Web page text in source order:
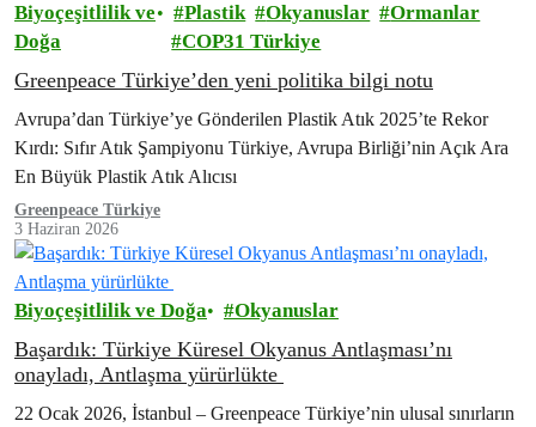
Biyoçeşitlilik ve
Doğa
Plastik Okyanuslar
Ormanlar
COP31 Türkiye
Greenpeace Türkiye’den yeni politika bilgi notu
Avrupa’dan Türkiye’ye Gönderilen Plastik Atık 2025’te Rekor
Kırdı: Sıfır Atık Şampiyonu Türkiye, Avrupa Birliği’nin Açık Ara
En Büyük Plastik Atık Alıcısı
Greenpeace Türkiye
3 Haziran 2026
Biyoçeşitlilik ve Doğa Okyanuslar
Başardık: Türkiye Küresel Okyanus Antlaşması’nı
onayladı, Antlaşma yürürlükte
22 Ocak 2026, İstanbul – Greenpeace Türkiye’nin ulusal sınırların